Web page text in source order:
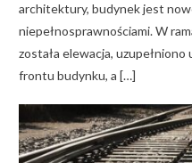
architektury, budynek jest
niepełnosprawnościami. W
została elewacja,
frontu budynku, a […]